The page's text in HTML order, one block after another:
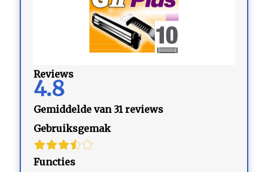
Reviews
4.8
Gemiddelde van 31 reviews
Gebruiksgemak
Functies